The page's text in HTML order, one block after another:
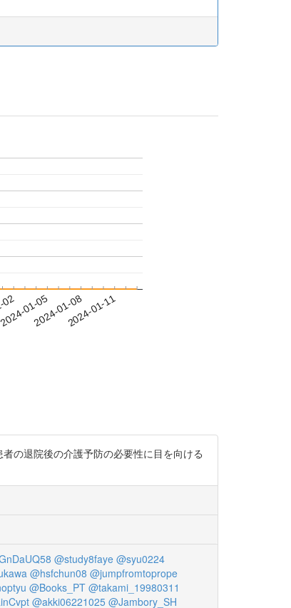
01-05
2024-01-082024-01-11
の退院後の介護予防の必要性に目を向ける
@study8faye @syu0224
@hsfchun08 @jumpfromtoprope
@Books_PT @takami_19980311
@akki06221025 @Jambory_SH